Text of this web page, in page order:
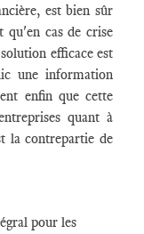
est bien sûr
qu'en cas de crise
efficace est
une information
enfin que cette
quant à
la contrepartie de
pour les